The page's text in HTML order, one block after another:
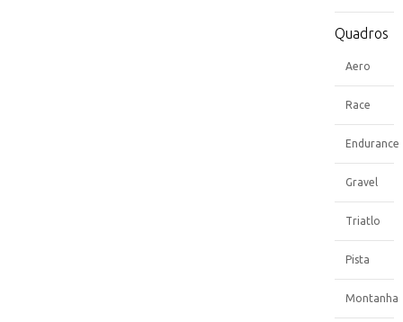
Quadros
Aero
Race
Endurance
Gravel
Triatlo
Pista
Montanha